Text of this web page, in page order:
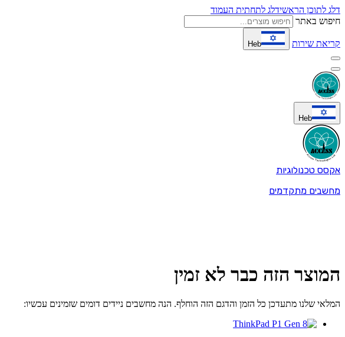
דלג לתוכן הראשידלג לתחתית העמוד
חיפוש באתר
קריאת שירות Heb
Heb
אקסס טכנולוגיות
מחשבים מתקדמים
המוצר הזה כבר לא זמין
המלאי שלנו מתעדכן כל הזמן והדגם הזה הוחלף. הנה מחשבים ניידים דומים שזמינים עכשיו: